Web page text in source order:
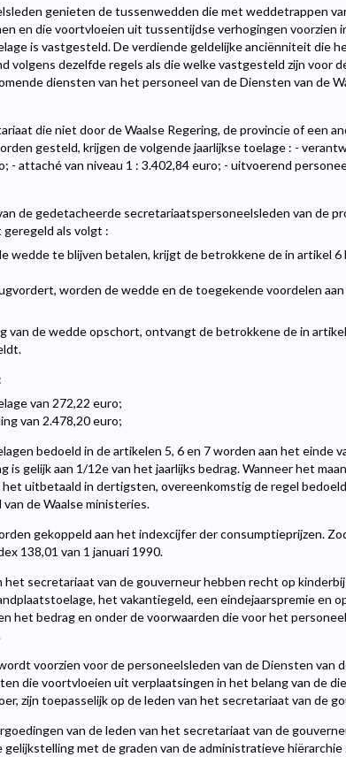
genieten de tussenwedden die met weddetrappen
en die voortvloeien uit tussentijdse verhogingen voorzien
is vastgesteld. De verdiende geldelijke anciënniteit die
volgens dezelfde regels als die welke vastgesteld zijn voor
diensten van het personeel van de Diensten van de
die niet door de Waalse Regering, de provincie of een
gesteld, krijgen de volgende jaarlijkse toelage : -
- attaché van niveau 1 : 3.402,84 euro; - uitvoerend
de gedetacheerde secretariaatspersoneelsleden van de
als volgt :
wedde te blijven betalen, krijgt de betrokkene de in artikel 6
worden de wedde en de toegekende voordelen
van de wedde opschort, ontvangt de betrokkene de in
van 272,22 euro;
van 2.478,20 euro;
bedoeld in de artikelen 5, 6 en 7 worden aan het einde
is gelijk aan 1/12e van het jaarlijks bedrag. Wanneer het
uitbetaald in dertigsten, overeenkomstig de regel
de Waalse ministeries.
gekoppeld aan het indexcijfer der consumptieprijzen.
138,01 van 1 januari 1990.
het secretariaat van de gouverneur hebben recht op
het vakantiegeld, een eindejaarspremie en
het bedrag en onder de voorwaarden die voor het
voorzien voor de personeelsleden van de Diensten van
die voortvloeien uit verplaatsingen in het belang van de
zijn toepasselijk op de leden van het secretariaat van de
van de leden van het secretariaat van de
met de graden van de administratieve hiërarchie